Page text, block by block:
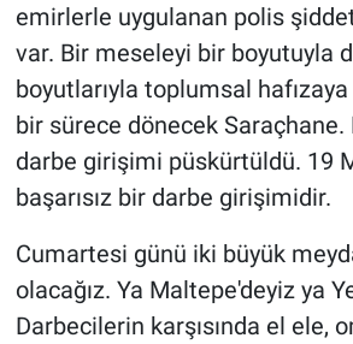
emirlerle uygulanan polis
var. Bir meseleyi bir boyutuyla
boyutlarıyla toplumsal hafızaya
bir sürece dönecek Saraçhane.
darbe girişimi püskürtüldü. 19
başarısız bir darbe girişimidir.
Cumartesi günü iki büyük
olacağız. Ya Maltepe'deyiz ya
Darbecilerin karşısında el ele,